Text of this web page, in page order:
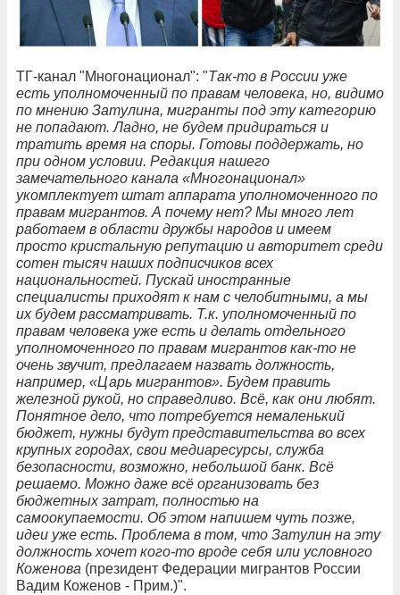
ТГ-канал "Многонационал": "Так-то в России уже
есть уполномоченный по правам человека, но, видимо
по мнению Затулина, мигранты под эту категорию
не попадают. Ладно, не будем придираться и
тратить время на споры. Готовы поддержать, но
при одном условии. Редакция нашего
замечательного канала «Многонационал»
укомплектует штат аппарата уполномоченного по
правам мигрантов. А почему нет? Мы много лет
работаем в области дружбы народов и имеем
просто кристальную репутацию и авторитет среди
сотен тысяч наших подписчиков всех
национальностей. Пускай иностранные
специалисты приходят к нам с челобитными, а мы
их будем рассматривать. Т.к. уполномоченный по
правам человека уже есть и делать отдельного
уполномоченного по правам мигрантов как-то не
очень звучит, предлагаем назвать должность,
например, «Царь мигрантов». Будем править
железной рукой, но справедливо. Всё, как они любят.
Понятное дело, что потребуется немаленький
бюджет, нужны будут представительства во всех
крупных городах, свои медиаресурсы, служба
безопасности, возможно, небольшой банк. Всё
решаемо. Можно даже всё организовать без
бюджетных затрат, полностью на
самоокупаемости. Об этом напишем чуть позже,
идеи уже есть. Проблема в том, что Затулин на эту
должность хочет кого-то вроде себя или условного
Коженова (президент Федерации мигрантов России
Вадим Коженов - Прим.)".